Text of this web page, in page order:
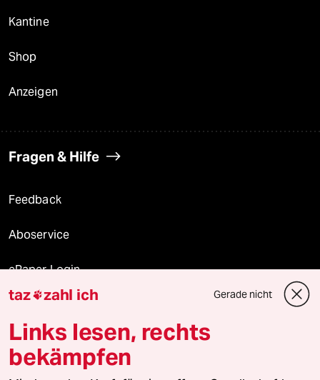
Kantine
Shop
Anzeigen
Fragen & Hilfe
Feedback
Aboservice
ePaper Login
Downloads für Abonnierende
© 2026 taz Verlags und Vertriebs GmbH
taz zahl ich Gerade nicht
Links lesen, rechts
bekämpfen